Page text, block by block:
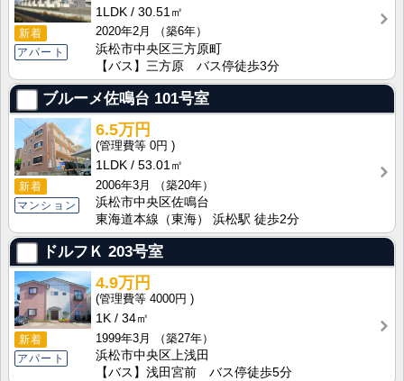
新着
アパート
1LDK
30.51㎡
2020年2月
（築6年）
浜松市中央区三方原町
【バス】三方原 バス停徒歩3分
ブルーメ佐鳴台 101号室
新着
マンション
6.5万円
0円
1LDK
53.01㎡
2006年3月
（築20年）
浜松市中央区佐鳴台
東海道本線（東海） 浜松駅 徒歩2分
ドルフＫ 203号室
新着
アパート
4.9万円
4000円
1K
34㎡
1999年3月
（築27年）
浜松市中央区上浅田
【バス】浅田宮前 バス停徒歩5分